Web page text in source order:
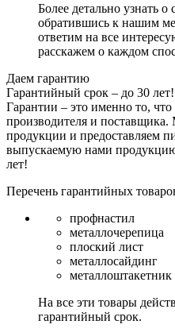
Более детально узнать
обратившись к нашим
ответим на все
расскажем о каждом
Даем гарантию
Гарантийный срок – до 30 лет!
Гарантии – это именно то, что
производителя и
продукции и предоставляем
выпускаемую нами
лет!
Перечень гарантийных
профнастил
металлочерепица
плоский лист
металлосайдинг
металлоштакетник
На все эти товары
гарантийный срок.